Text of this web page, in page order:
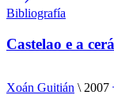
Bibliografía
Castelao e a
Xoán Guitián 2007